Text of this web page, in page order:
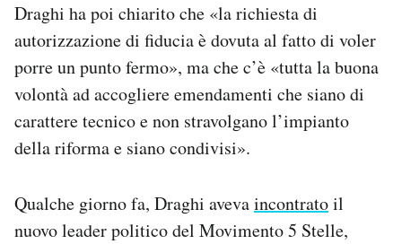
Draghi ha poi chiarito che «la richiesta di
autorizzazione di fiducia è dovuta al fatto di voler
porre un punto fermo», ma che c’è «tutta la buona
volontà ad accogliere emendamenti che siano di
carattere tecnico e non stravolgano l’impianto
della riforma e siano condivisi».
Qualche giorno fa, Draghi avevaincontratoil
nuovo leader politico del Movimento 5 Stelle,